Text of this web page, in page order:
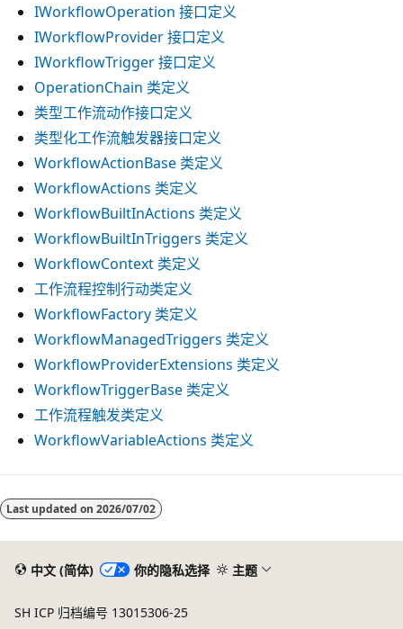
IWorkflowOperation 接口定义
IWorkflowProvider 接口定义
IWorkflowTrigger 接口定义
OperationChain 类定义
类型工作流动作接口定义
类型化工作流触发器接口定义
WorkflowActionBase 类定义
WorkflowActions 类定义
WorkflowBuiltInActions 类定义
WorkflowBuiltInTriggers 类定义
WorkflowContext 类定义
工作流程控制行动类定义
WorkflowFactory 类定义
WorkflowManagedTriggers 类定义
WorkflowProviderExtensions 类定义
WorkflowTriggerBase 类定义
工作流程触发类定义
WorkflowVariableActions 类定义
阅
读Last updated on 2026/07/02
中文 (简体) 你的隐私选择 主题
SH ICP 归档编号 13015306-25